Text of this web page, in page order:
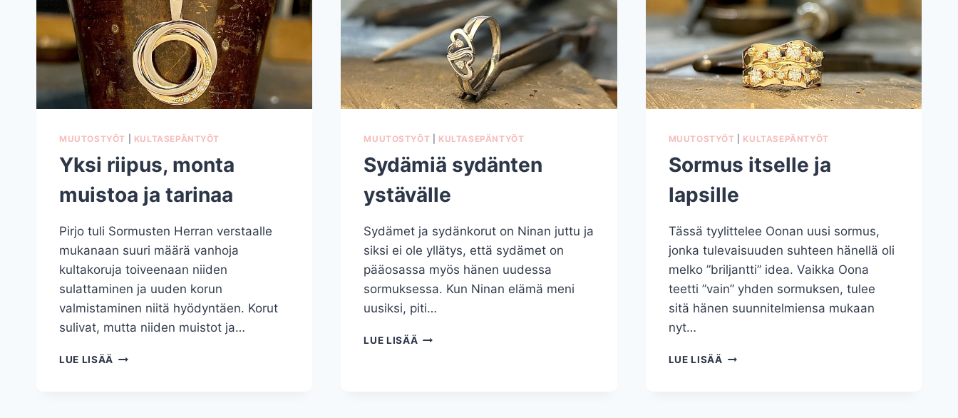
MUUTOSTYÖT KULTASEPÄNTYÖT
Yksi riipus, monta
muistoa ja tarinaa
Pirjo tuli Sormusten Herran verstaalle
mukanaan suuri määrä vanhoja
kultakoruja toiveenaan niiden
sulattaminen ja uuden korun
valmistaminen niitä hyödyntäen. Korut
sulivat, mutta niiden muistot ja…
LUE LISÄÄ YKSI
MUUTOSTYÖT KULTASEPÄNTYÖT
Sydämiä sydänten
ystävälle
Sydämet ja sydänkorut on Ninan juttu ja
siksi ei ole yllätys, että sydämet on
pääosassa myös hänen uudessa
sormuksessa. Kun Ninan elämä meni
uusiksi, piti…
LUE LISÄÄ SYDÄMIÄ
MUUTOSTYÖT KULTASEPÄNTYÖT
Sormus itselle ja
lapsille
Tässä tyylittelee Oonan uusi sormus,
jonka tulevaisuuden suhteen hänellä oli
melko ”briljantti” idea. Vaikka Oona
teetti ”vain” yhden sormuksen, tulee
sitä hänen suunnitelmiensa mukaan
nyt…
LUE LISÄÄ SORMUS